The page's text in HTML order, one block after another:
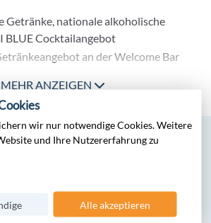
Getränke, nationale alkoholische
BLUE Cocktailangebot
an der Welcome Bar
am Nachmittag,
& Eis
Barbecue (1 x pro Aufenthalt
carte Frühstück (gegen Gebühr) im
MEHR ANZEIGEN
wohlverdienten Urlaub im TUI BLUE
wir nur notwendige Cookies. Weitere
und Ihre Nutzererfahrung zu
Alle akzeptieren